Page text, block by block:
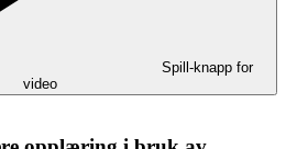
Spill-knapp for
video